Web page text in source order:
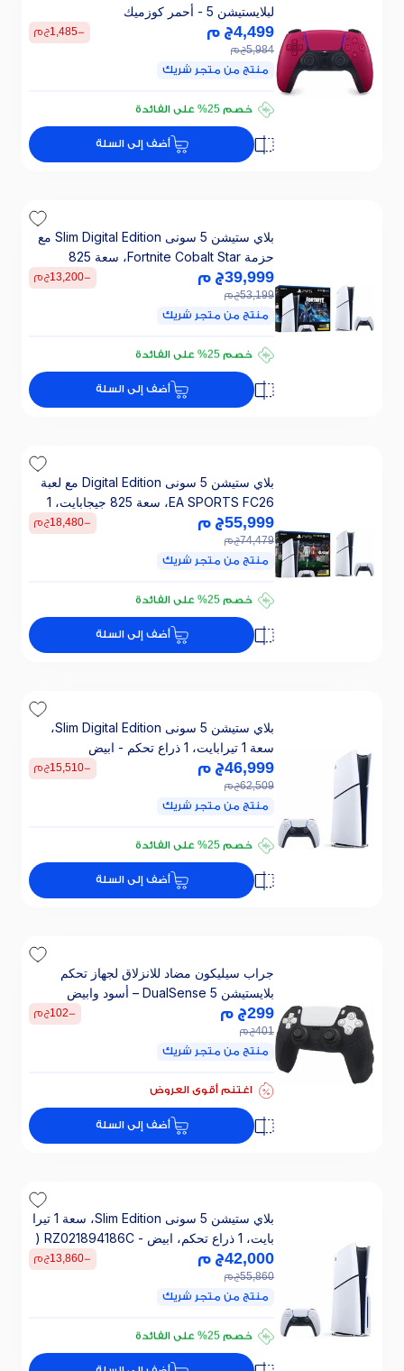
لبلايستيشن 5 - أحمر كوزميك
4,499ج م
5,984ج م
-
1,485ج م
منتج من متجر شريك
خصم 25% على الفائدة
تقسيطي 300 ج.م/ 24 ش
أضف إلى السلة
بلاي ستيشن 5 سونى Slim Digital Edition مع
حزمة Fortnite Cobalt Star، سعة 825
جيجابايت، 1 ذراع تحكم، ابيض - CFI‑2016B01
39,999ج م
53,199ج م
-
13,200ج م
منتج من متجر شريك
خصم 25% على الفائدة
تقسيطي 2667 ج.م/ 24 ش
أضف إلى السلة
بلاي ستيشن 5 سونى Digital Edition مع لعبة
EA SPORTS FC26، سعة 825 جيجابايت، 1
ذراع تحكم، ابيض - CFI‑2116B01
55,999ج م
74,479ج م
-
18,480ج م
منتج من متجر شريك
خصم 25% على الفائدة
تقسيطي 3733 ج.م/ 24 ش
أضف إلى السلة
بلاي ستيشن 5 سونى Slim Digital Edition،
سعة 1 تيرابايت، 1 ذراع تحكم - ابيض
46,999ج م
62,509ج م
-
15,510ج م
منتج من متجر شريك
خصم 25% على الفائدة
تقسيطي 3133 ج.م/ 24 ش
أضف إلى السلة
جراب سيليكون مضاد للانزلاق لجهاز تحكم
بلايستيشن 5 DualSense – أسود وابيض
299ج م
401ج م
-
102ج م
منتج من متجر شريك
اغتنم أقوى العروض
أضف إلى السلة
بلاي ستيشن 5 سونى Slim Edition، سعة 1 تيرا
بايت، 1 ذراع تحكم، ابيض - RZ021894186C (
ضمان دولي )
42,000ج م
55,860ج م
-
13,860ج م
منتج من متجر شريك
خصم 25% على الفائدة
تقسيطي 2800 ج.م/ 24 ش